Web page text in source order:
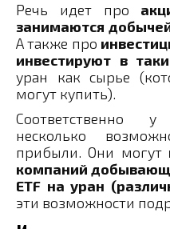
Речь идет про
занимаются
А также про
инвестируют в
уран как сырье
могут купить).
Соответственно
несколько
прибыли. Они могут
компаний
ETF на уран
эти возможности